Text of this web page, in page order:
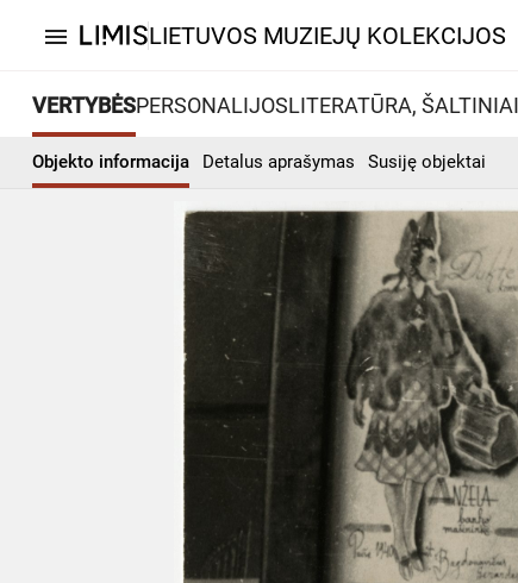
menu LIETUVOS MUZIEJŲ KOLEKCIJOS
VERTYBĖSPERSONALIJOSLITERATŪRA, ŠALTINIAI
Objekto informacija Detalus aprašymas Susiję objektai